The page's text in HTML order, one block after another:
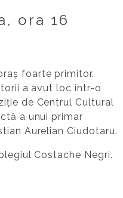
ora 16
foarte primitor.
a avut loc într-o
de Centrul Cultural
a unui primar
Aurelian Ciudotaru.
Costache Negri.